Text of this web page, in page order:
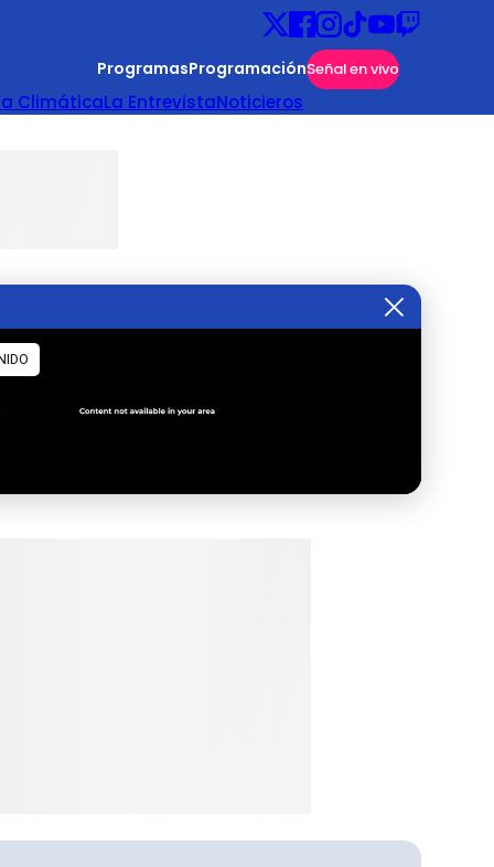
ProgramasProgramaciónSeñal en vivo
ClimáticaLa EntrevistaNoticieros